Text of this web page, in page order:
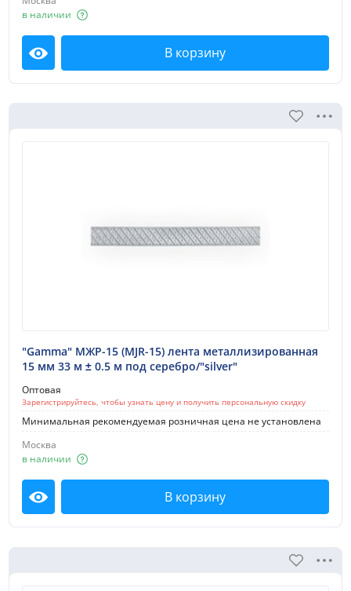
в наличии
Посмотреть В корзину
"Gamma" МЖР-15 (MJR-15) лента металлизированная
15 мм 33 м ± 0.5 м под серебро/"silver"
Оптовая
Зарегистрируйтесь, чтобы узнать цену и получить персональную скидку
Минимальная рекомендуемая розничная цена не установлена
Москва
в наличии
Посмотреть В корзину